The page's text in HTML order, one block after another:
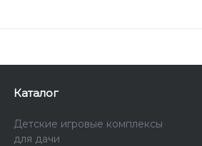
Каталог
Детские игровые комплексы
для дачи